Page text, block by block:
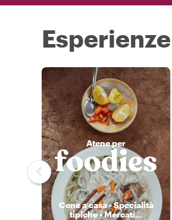
Atene per
Cene a casa • Specialità
tipiche • Mercati...